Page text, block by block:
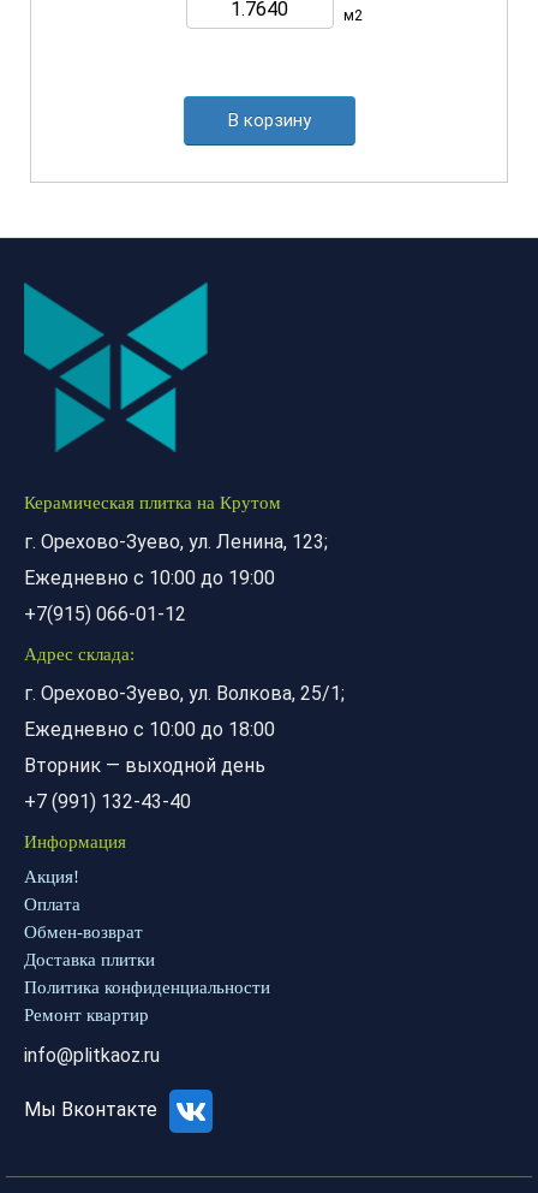
м2
В корзину
Керамическая плитка на Крутом
г. Орехово-Зуево, ул. Ленина, 123;
Ежедневно с 10:00 до 19:00
+7(915) 066-01-12
Адрес склада:
г. Орехово-Зуево, ул. Волкова, 25/1;
Ежедневно с 10:00 до 18:00
Вторник — выходной день
+7 (991) 132-43-40
Информация
Акция!
Оплата
Обмен-возврат
Доставка плитки
Политика конфиденциальности
Ремонт квартир
info@plitkaoz.ru
Мы Вконтакте